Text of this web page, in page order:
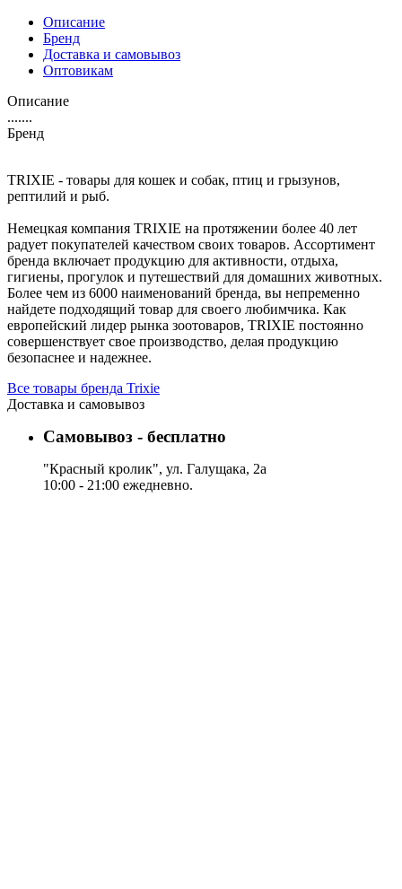
Описание
Бренд
Доставка и самовывоз
Оптовикам
Описание
.......
Бренд
TRIXIE - товары для кошек и собак, птиц и грызунов,
рептилий и рыб.
Немецкая компания TRIXIE на протяжении более 40 лет
радует покупателей качеством своих товаров. Ассортимент
бренда включает продукцию для активности, отдыха,
гигиены, прогулок и путешествий для домашних животных.
Более чем из 6000 наименований бренда, вы непременно
найдете подходящий товар для своего любимчика. Как
европейский лидер рынка зоотоваров, TRIXIE постоянно
совершенствует свое производство, делая продукцию
безопаснее и надежнее.
Все товары бренда Trixie
Доставка и самовывоз
Самовывоз - бесплатно
"Красный кролик", ул. Галущака, 2а
10:00 - 21:00 ежедневно.